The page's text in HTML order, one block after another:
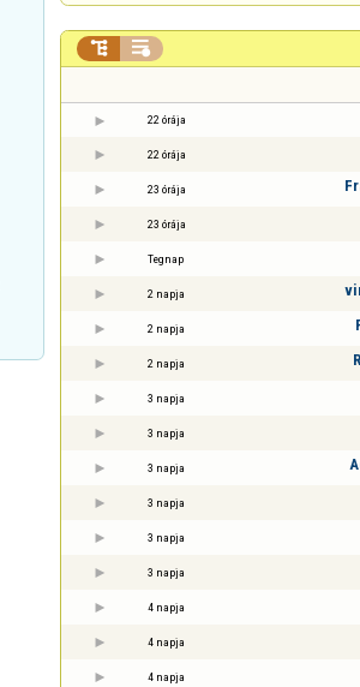
 
22 órája
22 órája
23 órája
23 órája
Tegnap
2 napja
2 napja
2 napja
3 napja
3 napja
3 napja
3 napja
3 napja
3 napja
4 napja
4 napja
4 napja